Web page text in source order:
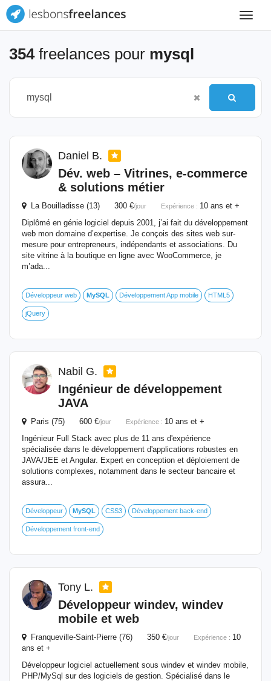
Toggle
354freelances pour mysql
Daniel B.
Dév. web – Vitrines, e-commerce
& solutions métier
La Bouilladisse (13) 300 €/jour Expérience : 10 ans et +
Diplômé en génie logiciel depuis 2001, j’ai fait du développement
web mon domaine d’expertise. Je conçois des sites web sur-
mesure pour entrepreneurs, indépendants et associations. Du
site vitrine à la boutique en ligne avec WooCommerce, je
m’ada...
Développeur web MySQL Développement App mobile HTML5
jQuery
Nabil G.
Ingénieur de développement
JAVA
Paris (75) 600 €/jour Expérience : 10 ans et +
Ingénieur Full Stack avec plus de 11 ans d'expérience
spécialisée dans le développement d'applications robustes en
JAVA/JEE et Angular. Expert en conception et déploiement de
solutions complexes, notamment dans le secteur bancaire et
assura...
Développeur MySQL CSS3 Développement back-end
Développement front-end
Tony L.
Développeur windev, windev
mobile et web
Franqueville-Saint-Pierre (76) 350 €/jour Expérience : 10
ans et +
Développeur logiciel actuellement sous windev et windev mobile,
PHP/MySql sur des logiciels de gestion. Spécialisé dans le